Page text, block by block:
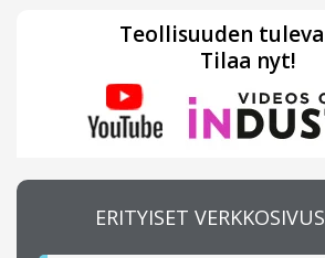
Teollisuuden
Tilaa nyt!
ERITYISET